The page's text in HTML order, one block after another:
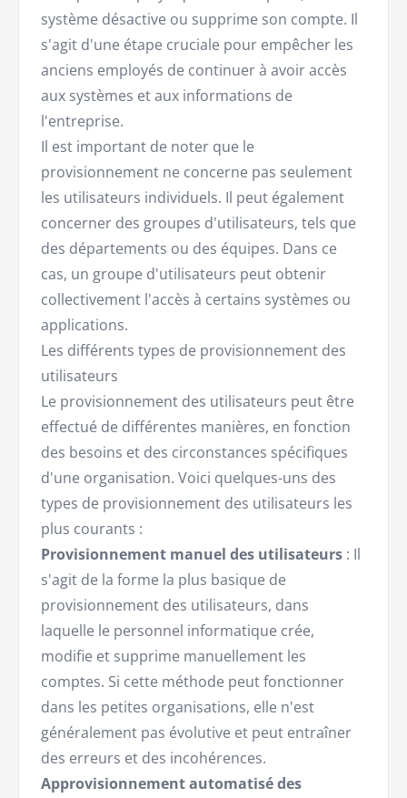
système désactive ou supprime son compte. Il
s'agit d'une étape cruciale pour empêcher les
anciens employés de continuer à avoir accès
aux systèmes et aux informations de
l'entreprise.
Il est important de noter que le
provisionnement ne concerne pas seulement
les utilisateurs individuels. Il peut également
concerner des groupes d'utilisateurs, tels que
des départements ou des équipes. Dans ce
cas, un groupe d'utilisateurs peut obtenir
collectivement l'accès à certains systèmes ou
applications.
Les différents types de provisionnement des
utilisateurs
Le provisionnement des utilisateurs peut être
effectué de différentes manières, en fonction
des besoins et des circonstances spécifiques
d'une organisation. Voici quelques-uns des
types de provisionnement des utilisateurs les
plus courants :
Provisionnement manuel des utilisateurs : Il
s'agit de la forme la plus basique de
provisionnement des utilisateurs, dans
laquelle le personnel informatique crée,
modifie et supprime manuellement les
comptes. Si cette méthode peut fonctionner
dans les petites organisations, elle n'est
généralement pas évolutive et peut entraîner
des erreurs et des incohérences.
Approvisionnement automatisé des